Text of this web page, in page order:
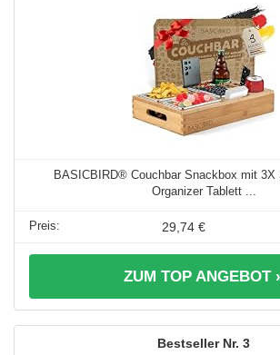
BASICBIRD® Couchbar Snackbox mit 3X
Organizer Tablett ...
29,74 €
ZUM TOP ANGEBOT
3